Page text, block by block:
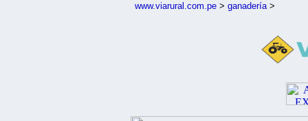
www.viarural.com.pe > ganadería>